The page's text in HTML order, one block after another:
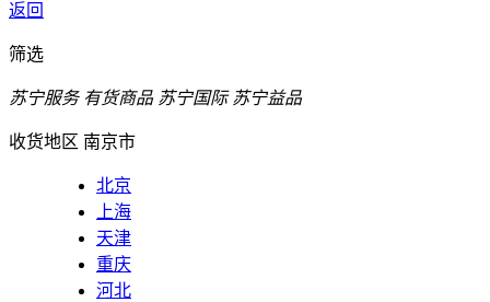
返回
筛选
苏宁服务 有货商品 苏宁国际 苏宁益品
收货地区 南京市
北京
上海
天津
重庆
河北